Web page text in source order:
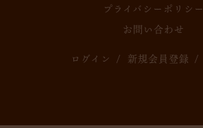
ログイン / 新規会員登録 /
プライバシーポリシー
お問い合わせ